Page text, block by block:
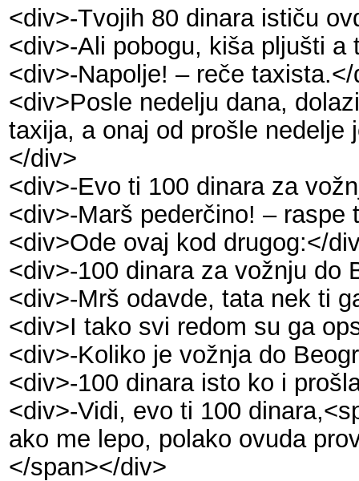
<div>-Tvojih 80 dinara ističu
<div>-Ali pobogu, kiša pljušti
<div>-Napolje! – reče
<div>Posle nedelju dana,
taxija, a onaj od prošle nedelje
</div>
<div>-Evo ti 100 dinara za
<div>-Marš pederčino! –
<div>Ode ovaj kod drugog:</
<div>-100 dinara za vožnju do
<div>-Mrš odavde, tata nek ti
<div>I tako svi redom su ga
<div>-Koliko je vožnja do
<div>-100 dinara isto ko i
<div>-Vidi, evo ti 100
ako me lepo, polako ovuda
</span></div>